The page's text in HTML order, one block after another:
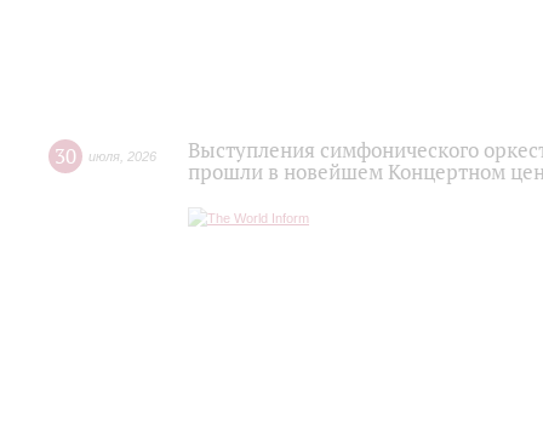
30 июля 2026
Выступления симфонического
прошли в новейшем Концертном